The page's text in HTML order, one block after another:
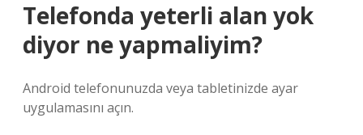
Telefonda yeterli alan yok
diyor ne yapmaliyim?
Android telefonunuzda veya tabletinizde ayar
uygulamasını açın.